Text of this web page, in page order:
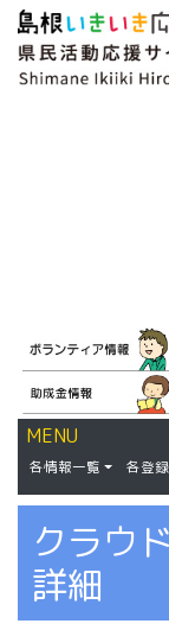
MENU
各情報一覧 各登
クラウ
詳細